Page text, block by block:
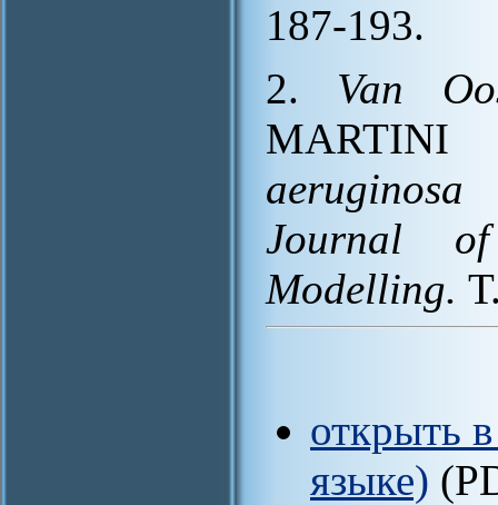
187-193.
2. Van
aeruginosa
Journal
Modelling.
открыть
языке)